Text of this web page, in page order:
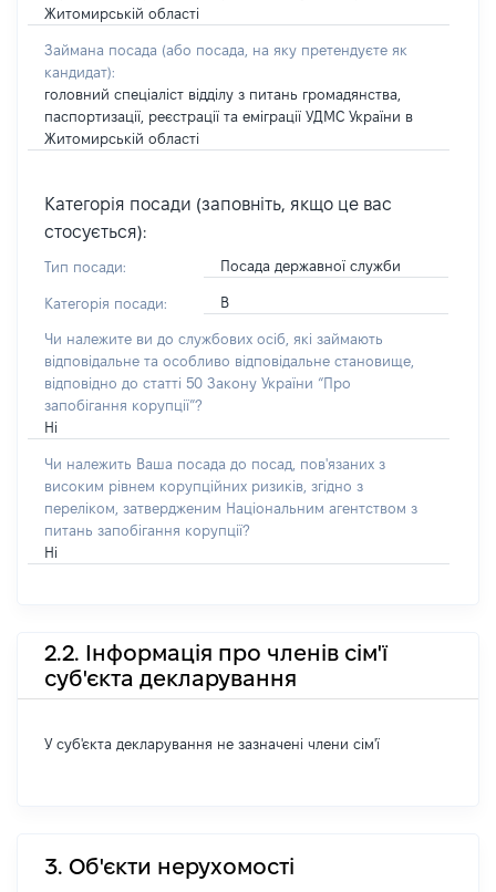
Житомирській області
Займана посада (або посада, на яку претендуєте як
кандидат):
головний спеціаліст відділу з питань громадянства,
паспортизації, реєстрації та еміграції УДМС України в
Житомирській області
Категорія посади (заповніть, якщо це вас
стосується):
Тип посади: Посада державної служби
Категорія посади: В
Чи належите ви до службових осіб, які займають
відповідальне та особливо відповідальне становище,
відповідно до статті 50 Закону України “Про
запобігання корупції”?
Ні
Чи належить Ваша посада до посад, пов'язаних з
високим рівнем корупційних ризиків, згідно з
переліком, затвердженим Національним агентством з
питань запобігання корупції?
Ні
2.2. Інформація про членів сім'ї
суб'єкта декларування
У суб'єкта декларування не зазначені члени сім'ї
3. Об'єкти нерухомості